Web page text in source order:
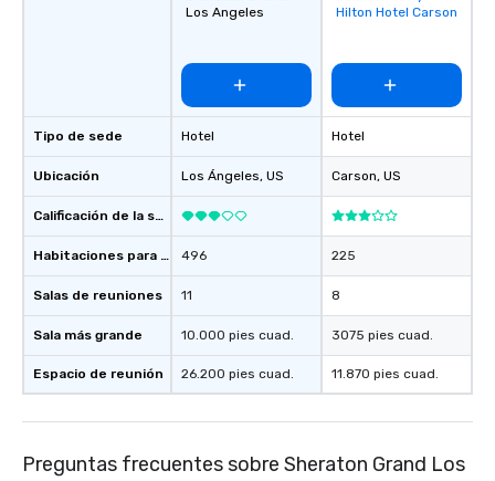
Tipo de sede
Ubicación
Calificación de la sede
Habitaciones para huéspedes
Salas de reuniones
Sala más grande
Espacio de reunión
Los Angeles
Hotel
Los Ángeles, US
496
11
10.000 pies cuad.
26.200 pies cuad.
favorites
Hilton Hotel Carson
Hotel
Carson, US
225
8
3075 pies cuad.
11.870 pies cuad.
Preguntas frecuentes sobre Sheraton Grand Los